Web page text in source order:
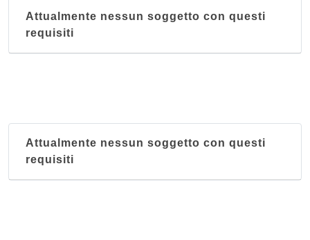
Attualmente nessun soggetto con questi
requisiti
Attualmente nessun soggetto con questi
requisiti